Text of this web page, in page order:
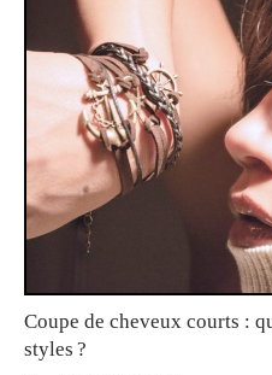
Coupe de cheveux courts :
styles ?